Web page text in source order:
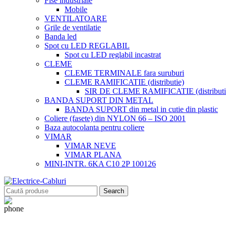
Mobile
VENTILATOARE
Grile de ventilatie
Banda led
Spot cu LED REGLABIL
Spot cu LED reglabil incastrat
CLEME
CLEME TERMINALE fara suruburi
CLEME RAMIFICATIE (distributie)
SIR DE CLEME RAMIFICATIE
BANDA SUPORT DIN METAL
BANDA SUPORT din metal in cutie din plastic
Coliere (fasete) din NYLON 66 – ISO 2001
Baza autocolanta pentru coliere
VIMAR
VIMAR NEVE
VIMAR PLANA
MINI-INTR. 6KA C10 2P 100126
Search